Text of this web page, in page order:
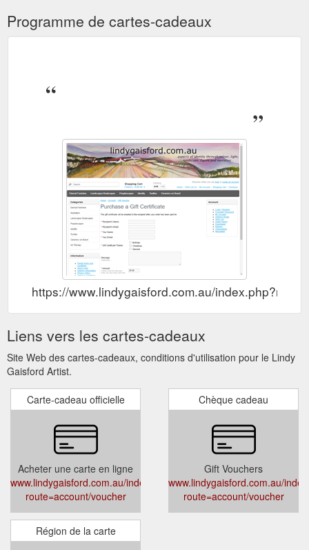
Programme de cartes-cadeaux
https://www.lindygaisford.com.au/
Liens vers les cartes-cadeaux
Site Web des cartes-cadeaux, conditions d'utilisation pour le Lindy
Gaisford Artist.
Carte-cadeau officielle
Acheter une carte en ligne
www.lindygaisford.com.au/index.php?
route=account/voucher
Chèque cadeau
Gift Vouchers
www.lindygaisford.com.au/
route=account/voucher
Région de la carte